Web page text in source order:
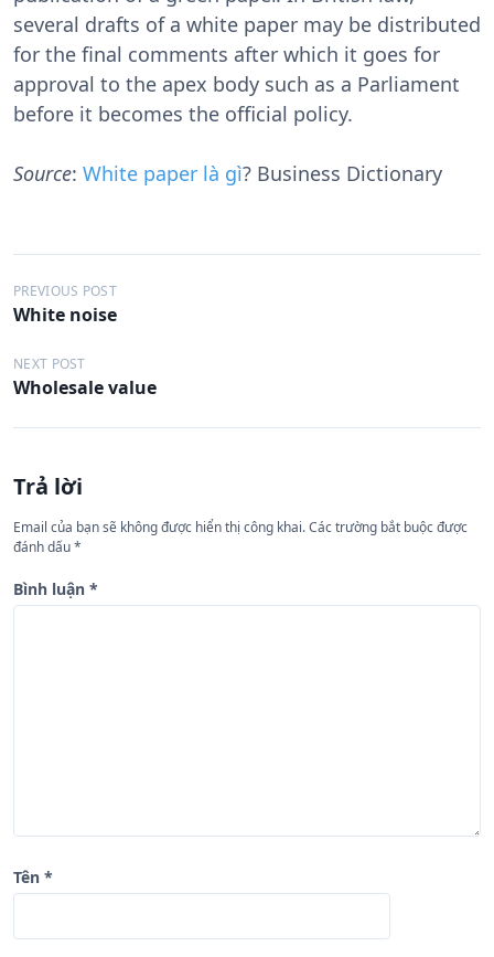
several drafts of a white paper may be distributed
for the final comments after which it goes for
approval to the apex body such as a Parliament
before it becomes the official policy.
Source: White paper là gì? Business Dictionary
Đ
i
ề
u
h
ớ
n
g
b
PREVIOUS POST
White noise
NEXT POST
Wholesale value
Trả lời
Email của bạn sẽ không được hiển thị công khai.Các trường bắt buộc được
đánh dấu*
Bình luận *
Tên *